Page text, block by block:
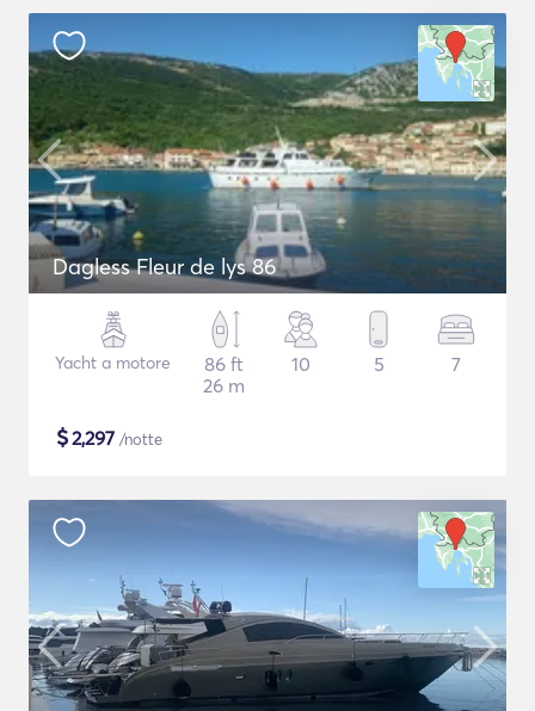
Dagless Fleur de lys 86
Yacht a motore
86 ft
26 m
10 5 7
$2,297 /notte